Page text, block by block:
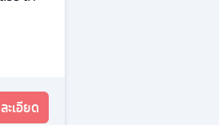
ะเอียด